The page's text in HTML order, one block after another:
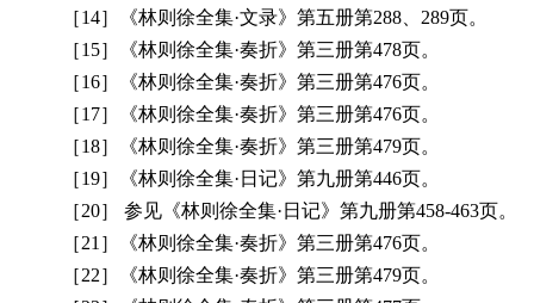
［14］《林则徐全集·文录》第五册第288、289页。
［15］《林则徐全集·奏折》第三册第478页。
［16］《林则徐全集·奏折》第三册第476页。
［17］《林则徐全集·奏折》第三册第476页。
［18］《林则徐全集·奏折》第三册第479页。
［19］《林则徐全集·日记》第九册第446页。
［20］ 参见《林则徐全集·日记》第九册第458-463页。
［21］《林则徐全集·奏折》第三册第476页。
［22］《林则徐全集·奏折》第三册第479页。